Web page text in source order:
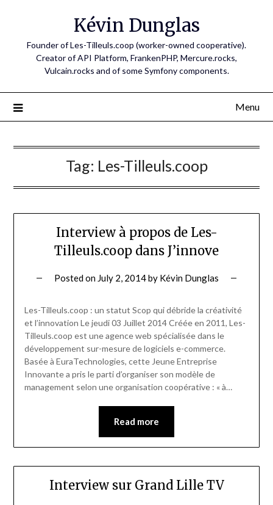
Kévin Dunglas
Founder of Les-Tilleuls.coop (worker-owned cooperative).
Creator of API Platform, FrankenPHP, Mercure.rocks,
Vulcain.rocks and of some Symfony components.
Menu
Tag: Les-Tilleuls.coop
Interview à propos de Les-
Tilleuls.coop dans J’innove
Posted on July 2, 2014by Kévin Dunglas
Les-Tilleuls.coop : un statut Scop qui débride la créativité
et l’innovation Le jeudi 03 Juillet 2014 Créée en 2011, Les-
Tilleuls.coop est une agence web spécialisée dans le
développement sur-mesure de logiciels e-commerce.
Basée à EuraTechnologies, cette Jeune Entreprise
Innovante a pris le parti d’organiser son modèle de
management selon une organisation coopérative : « à…
Read more
Interview sur Grand Lille TV